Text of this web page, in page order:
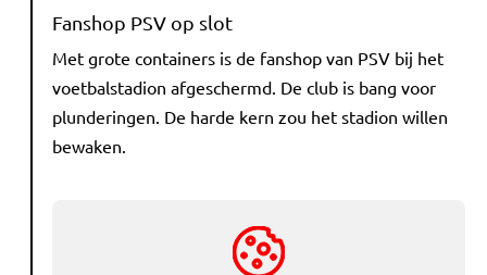
Fanshop PSV op slot
Met grote containers is de fanshop van PSV bij het
voetbalstadion afgeschermd. De club is bang voor
plunderingen. De harde kern zou het stadion willen
bewaken.